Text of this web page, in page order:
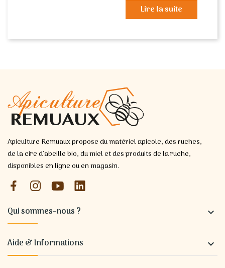
Lire la suite
Apiculture Remuaux propose du matériel apicole, des ruches,
de la cire d’abeille bio, du miel et des produits de la ruche,
disponibles en ligne ou en magasin.
Qui sommes-nous ? 
Aide & Informations 